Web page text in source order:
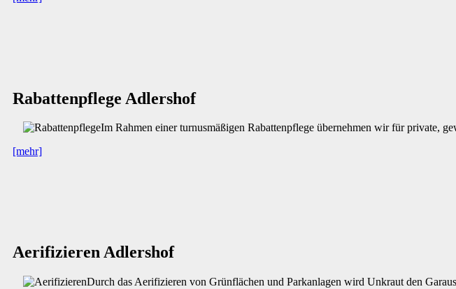
Rabattenpflege Adlershof
Im Rahmen einer turnusmäßigen Rabattenpflege übernehmen wir für private,
[mehr]
Aerifizieren Adlershof
Durch das Aerifizieren von Grünflächen und Parkanlagen wird Unkraut den